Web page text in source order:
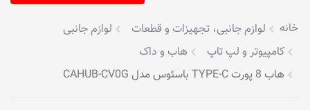
خانه لوازم جانبی، تجهیزات و قطعات
لوازم جانبی
کامپیوتر و لپ تاپ
هاب و داک
هاب 8 پورت TYPE-C باسئوس مدل CAHUB-CV0G